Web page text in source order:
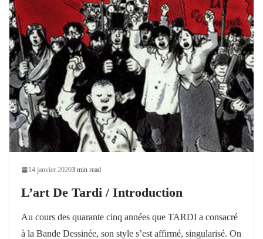
14 janvier 20203 min read
L’art De Tardi / Introduction
Au cours des quarante cinq années que TARDI a consacré
à la Bande Dessinée, son style s’est affirmé, singularisé. On